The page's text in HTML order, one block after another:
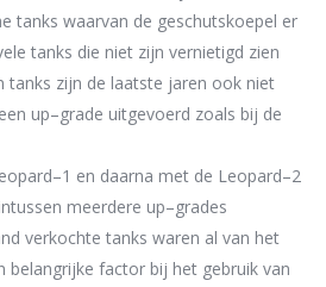
tanks waarvan de geschutskoepel er
tanks die niet zijn vernietigd zien
tanks zijn de laatste jaren ook niet
up–grade uitgevoerd zoals bij de
–1 en daarna met de Leopard–2
intussen meerdere up–grades
verkochte tanks waren al van het
belangrijke factor bij het gebruik van